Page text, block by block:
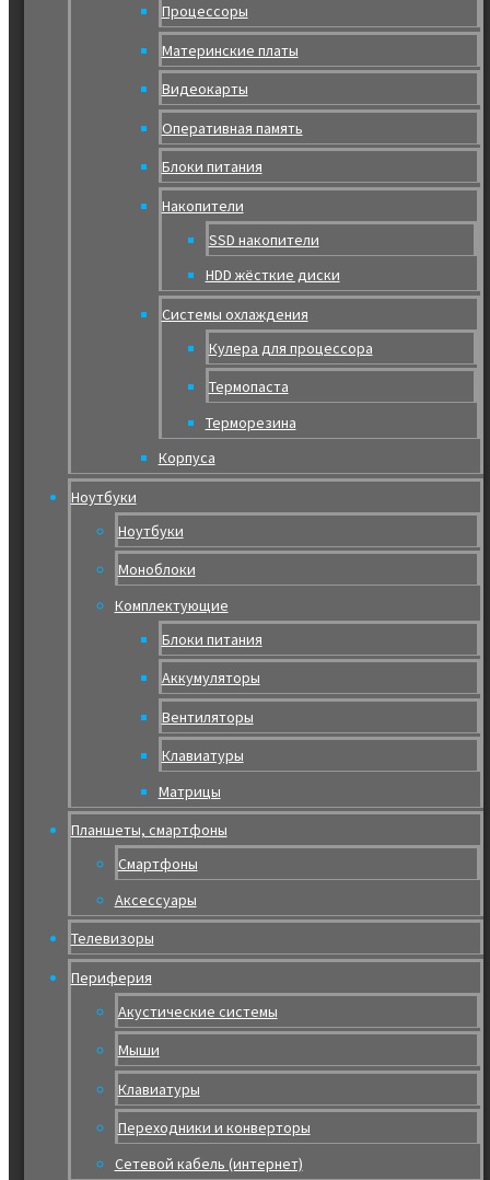
Процессоры
Материнские платы
Видеокарты
Оперативная память
Блоки питания
Накопители
SSD накопители
HDD жёсткие диски
Системы охлаждения
Кулера для процессора
Термопаста
Терморезина
Корпуса
Ноутбуки
Ноутбуки
Моноблоки
Комплектующие
Блоки питания
Аккумуляторы
Вентиляторы
Клавиатуры
Матрицы
Планшеты, смартфоны
Смартфоны
Аксессуары
Телевизоры
Периферия
Акустические системы
Мыши
Клавиатуры
Переходники и конверторы
Сетевой кабель (интернет)